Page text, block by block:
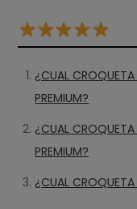
¿CUAL
PREMIUM?
¿CUAL
PREMIUM?
¿CUAL